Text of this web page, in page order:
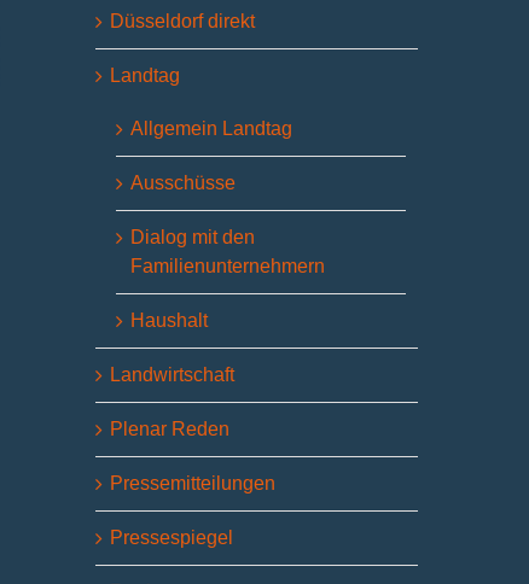
Düsseldorf direkt
Landtag
Allgemein Landtag
Ausschüsse
Dialog mit den
Familienunternehmern
Haushalt
Landwirtschaft
Plenar Reden
Pressemitteilungen
Pressespiegel